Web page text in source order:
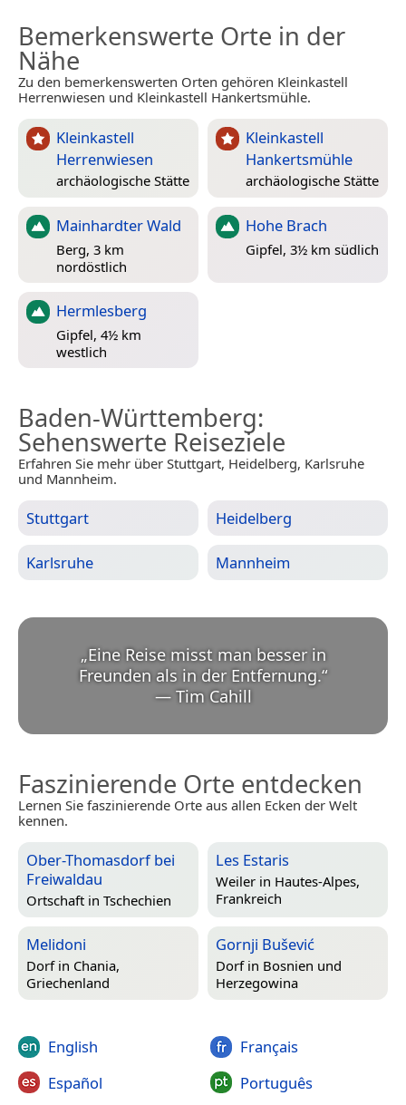
Bemerkenswerte Orte in der
Nähe
Zu den bemerkenswerten Orten gehören Kleinkastell
Herrenwiesen und Kleinkastell Hankertsmühle.
Kleinkastell
Herrenwiesen
archäologische Stätte
Kleinkastell
Hankertsmühle
archäologische Stätte
Mainhardter Wald
Berg, 3 km
nordöstlich
Hohe Brach
Gipfel, 3½ km südlich
Hermlesberg
Gipfel, 4½ km
westlich
Baden-Württemberg:
Sehenswerte Reiseziele
Erfahren Sie mehr über Stuttgart, Heidelberg, Karlsruhe
und Mannheim.
Stuttgart Heidelberg
Karlsruhe Mannheim
„Eine Reise misst man besser in
Freunden als in der Entfernung. “
— Tim Cahill
Faszinierende Orte entdecken
Lernen Sie faszinierende Orte aus allen Ecken der Welt
kennen.
Ober-Thomasdorf bei
Freiwaldau
Ortschaft in Tschechien
Les Estaris
Weiler in Hautes-Alpes,
Frankreich
Melidoni
Dorf in Chania,
Griechenland
Gornji Bušević
Dorf in Bosnien und
Herzegowina
English
Español
Français
Português